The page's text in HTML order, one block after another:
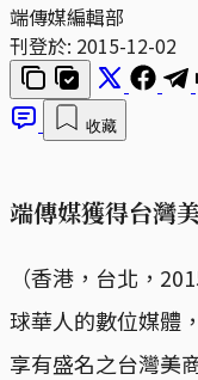
端傳媒編輯部
刊登於: 2015-12-02
收藏
端傳媒獲得台灣
（香港，台北，
球華人的數位媒體
享有盛名之台灣美